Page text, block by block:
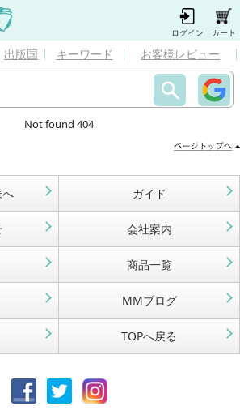
ログイン カート
出版国 キーワード お客様レビュー
Not found 404
ガイド
会社案内
商品一覧
MMブログ
TOPへ戻る